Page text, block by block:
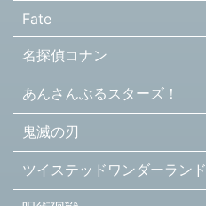
Fate
名探偵コナン
あんさんぶるスターズ！
鬼滅の刃
ツイステッドワンダーランド